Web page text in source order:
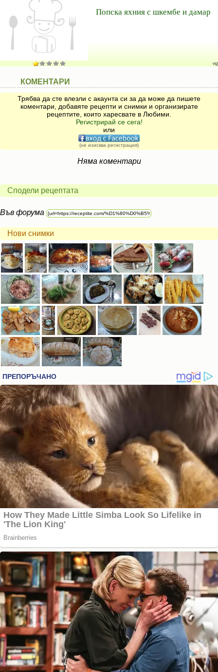
Попска яхния с шкембе и дамар
vg
КОМЕНТАРИ
Трябва да сте влезли с акаунта си за да може да пишете
коментари, добавяте рецепти и снимки и организирате
рецептите, които харесвате в Любими.
Регистрирай се сега!
или
(не изисква регистрация)
Няма коментари
Сподели рецептата
Във форума
Нови снимки